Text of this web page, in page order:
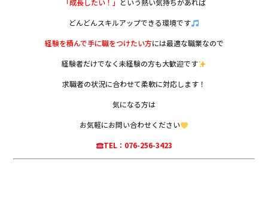
「成長したい！」 という熱い気持ちがあれば
どんどんスキルアップできる環境です
経験を積んで手に職をつけたい方には最適な職業なので
経験者だけでなく未経験の方も大歓迎です
求職者の状況に合わせて柔軟に対応します！
気になる方は
お気軽にお問い合わせください
TEL：076-256-3423